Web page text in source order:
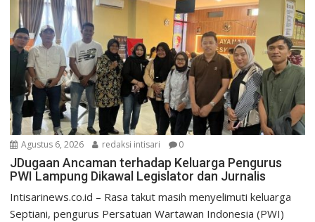
Agustus 6, 2026 redaksi intisari 0
JDugaan Ancaman terhadap Keluarga Pengurus
PWI Lampung Dikawal Legislator dan Jurnalis
Intisarinews.co.id – Rasa takut masih menyelimuti keluarga
Septiani, pengurus Persatuan Wartawan Indonesia (PWI)